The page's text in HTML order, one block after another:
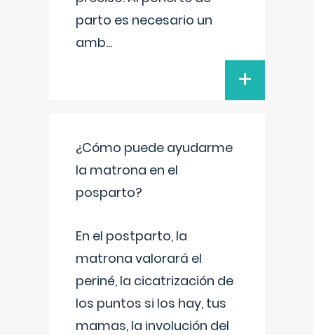
parto es necesario un
amb...
+
¿Cómo puede ayudarme
la matrona en el
posparto?
En el postparto, la
matrona valorará el
periné, la cicatrización de
los puntos si los hay, tus
mamas, la involución del